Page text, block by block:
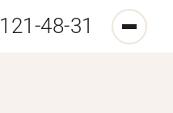
121-48-31